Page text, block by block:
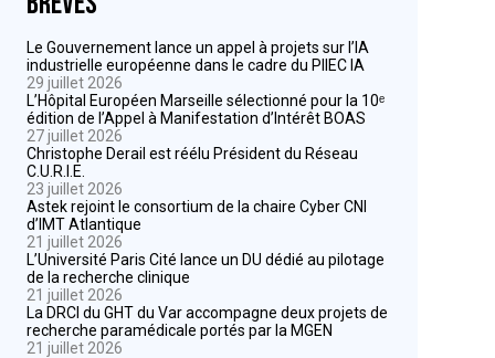
Le Gouvernement lance un appel à projets sur l’IA
industrielle européenne dans le cadre du PIIEC IA
29 juillet 2026
L’Hôpital Européen Marseille sélectionné pour la 10ᵉ
édition de l’Appel à Manifestation d’Intérêt BOAS
27 juillet 2026
Christophe Derail est réélu Président du Réseau
C.U.R.I.E.
23 juillet 2026
Astek rejoint le consortium de la chaire Cyber CNI
d’IMT Atlantique
21 juillet 2026
L’Université Paris Cité lance un DU dédié au pilotage
de la recherche clinique
21 juillet 2026
La DRCI du GHT du Var accompagne deux projets de
recherche paramédicale portés par la MGEN
21 juillet 2026